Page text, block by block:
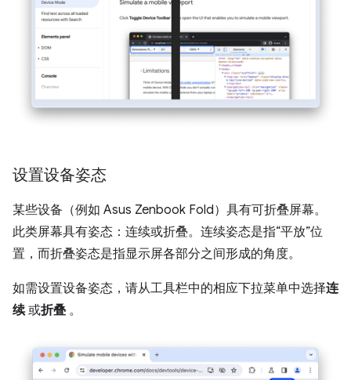
设置设备姿态
某些设备（例如 Asus Zenbook Fold）具有可折叠屏幕。
此类屏幕具有姿态：连续或折叠。连续姿态是指“平放”位
置，而折叠姿态是指显示屏各部分之间形成的角度。
如需设置设备姿态，请从工具栏中的相应下拉菜单中选择连
续或折叠 。